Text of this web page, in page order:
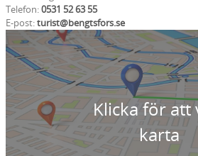
Telefon:0531 52 63 55
E-post:turist@bengtsfors.se
Klicka för att
karta